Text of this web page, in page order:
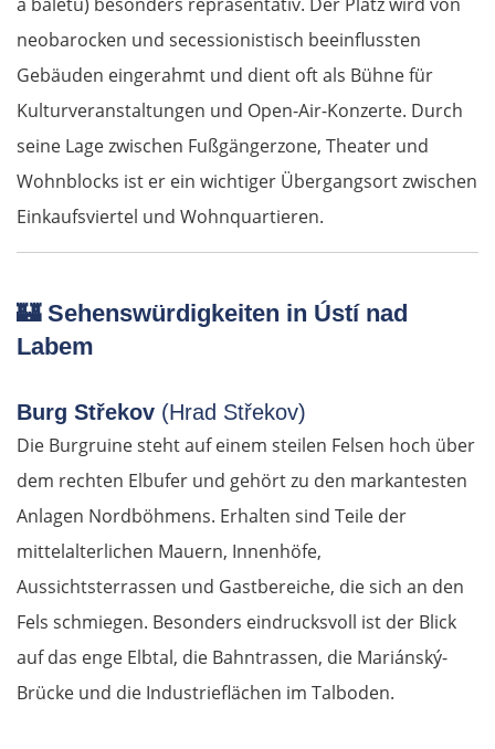
neobarocken und secessionistisch beeinflussten
Gebäuden eingerahmt und dient oft als Bühne für
Kulturveranstaltungen und Open-Air-Konzerte. Durch
seine Lage zwischen Fußgängerzone, Theater und
Wohnblocks ist er ein wichtiger Übergangsort zwischen
Einkaufsviertel und Wohnquartieren.
🏰Sehenswürdigkeiten in Ústí nad
Labem
Burg Střekov (Hrad Střekov)
Die Burgruine steht auf einem steilen Felsen hoch über
dem rechten Elbufer und gehört zu den markantesten
Anlagen Nordböhmens. Erhalten sind Teile der
mittelalterlichen Mauern, Innenhöfe,
Aussichtsterrassen und Gastbereiche, die sich an den
Fels schmiegen. Besonders eindrucksvoll ist der Blick
auf das enge Elbtal, die Bahntrassen, die Mariánský-
Brücke und die Industrieflächen im Talboden.